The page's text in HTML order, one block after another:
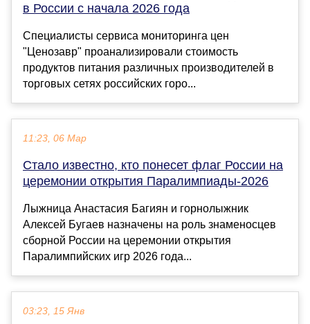
в России с начала 2026 года
Специалисты сервиса мониторинга цен
"Ценозавр" проанализировали стоимость
продуктов питания различных производителей в
торговых сетях российских горо...
11:23, 06 Мар
Стало известно, кто понесет флаг России на
церемонии открытия Паралимпиады-2026
Лыжница Анастасия Багиян и горнолыжник
Алексей Бугаев назначены на роль знаменосцев
сборной России на церемонии открытия
Паралимпийских игр 2026 года...
03:23, 15 Янв